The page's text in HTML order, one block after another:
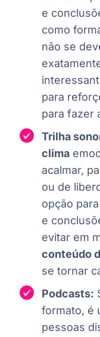
e
como
não se
para
para fazer
Trilha
clima
acalmar,
ou de
opção para
e
evitar em
conteúdo
se tornar
Podcasts:
formato, é
pessoas